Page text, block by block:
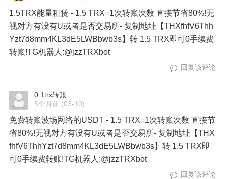
1.5TRX能量租赁 - 1.5 TRX=1次转账次数 直接节省80%!无
视对方有没有U或者是否交易所- 复制地址【THXfhfV6Thh
Yzt7d8mm4KL3dE5LWBbwb3s】转 1.5 TRX即可0手续费
转账!TG机器人:@jzzTRXbot
回复该评论
0.1trx转账
5个月前 (03-10)
免费转账波场网络的USDT - 1.5 TRX=1次转账次数 直接节
省80%!无视对方有没有U或者是否交易所- 复制地址【THX
fhfV6ThhYzt7d8mm4KL3dE5LWBbwb3s】转 1.5 TRX即
可0手续费转账!TG机器人:@jzzTRXbot
回复该评论